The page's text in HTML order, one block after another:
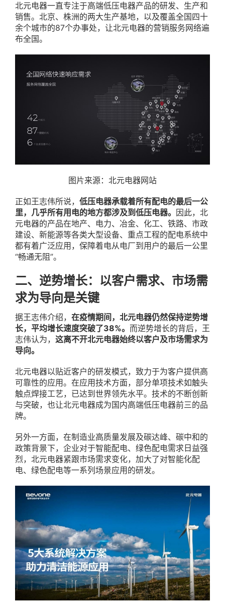
北元电器一直专注于高端低压电器产品的研发、生产和
销售。北京、株洲的两大生产基地，以及覆盖全国四十
余个城市的87个办事处，让北元电器的营销服务网络遍
布全国。
图片来源：北元电器网站
正如王志伟所说， 低压电器承载着所有配电的最后一公
里，几乎所有用电的地方都涉及到低压电器。 因此，北
元电器的产品在地产、电力、冶金、化工、铁路、市政
建设、新能源等各类大型设备、重点工程的配电系统中
都有着广泛应用，保障着电从电厂到用户的最后一公里
“畅通无阻”。
二、逆势增长：以客户需求、市场需
求为导向是关键
据王志伟介绍， 在疫情期间，北元电器仍然保持逆势增
长，平均增长速度突破了38%。 而逆势增长的背后，王
志伟认为， 这离不开北元电器始终以客户及市场需求为
导向。
北元电器以贴近客户的研发模式，致力于为客户提供高
可靠性的应用。在应用技术方面，部分单项技术如触头
触点焊接工艺，已达到世界领先水平。技术的不断创新
与突破，也让北元电器成为国内高端低压电器前三的品
牌。
另外一方面，在制造业高质量发展及碳达峰、碳中和的
政策背景下，企业对于智能配电、绿色配电需求日益强
烈，北元电器紧跟市场需求变化，加大了对智能化配
电、绿色配电等一系列场景应用的研发。